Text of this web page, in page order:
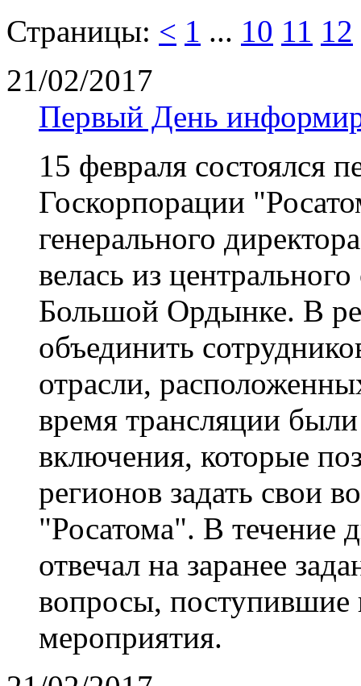
Страницы: < 1 ... 10 11 12
21/02/2017
Первый День
15 февраля состоялся
Госкорпорации
генерального
велась из
Большой Ордынке. В
объединить
отрасли,
время трансляции
включения, которые
регионов задать свои
"Росатома". В течение
отвечал на заранее
вопросы, поступившие
мероприятия.